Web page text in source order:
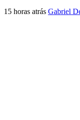
15 horas atrás Gabriel